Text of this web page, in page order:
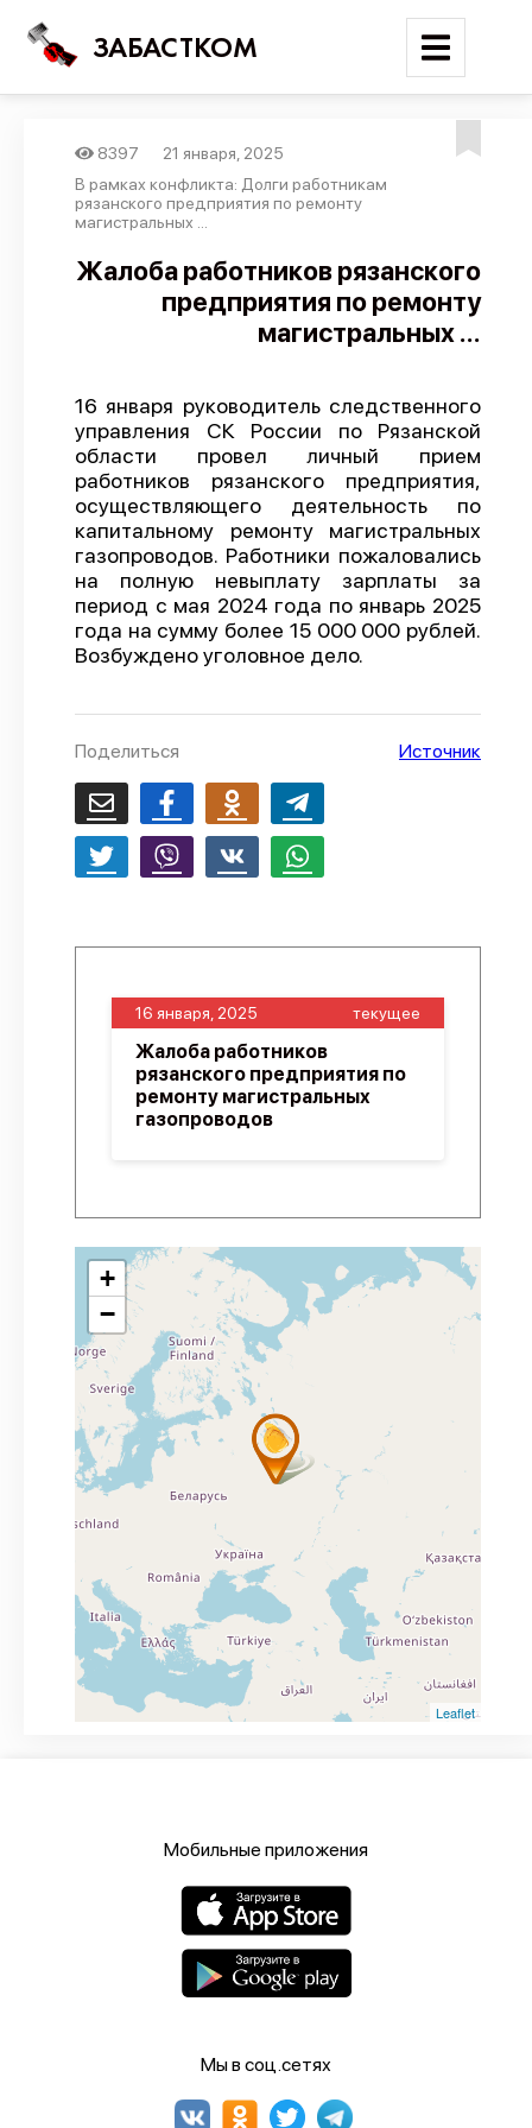
ЗАБАСТКОМ
Войти
Новости
Карта событий
Отчеты
Предложить публикацию
Справочник
API
О проекте
Политика конфиденциальности
8397
21 января, 2025
В рамках конфликта: Долги работникам
рязанского предприятия по ремонту
магистральных ...
Жалоба работников рязанского
предприятия по ремонту
магистральных ...
16 января руководитель следственного
управления СК России по Рязанской
области провел личный прием
работников рязанского предприятия,
осуществляющего деятельность по
капитальному ремонту магистральных
газопроводов. Работники пожаловались
на полную невыплату зарплаты за
период с мая 2024 года по январь 2025
года на сумму более 15 000 000 рублей.
Возбуждено уголовное дело.
Поделиться Источник
16 января, 2025 текущее
Жалоба работников
рязанского предприятия по
ремонту магистральных
газопроводов
+
−
Leaflet
Мобильные приложения
Мы в соц.сетях